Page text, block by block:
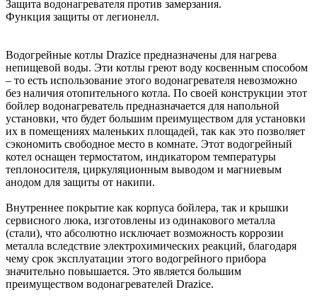
Защита водонагревателя против замерзания.
Функция защиты от легионелл.
Водогрейные котлы Drazice предназначены для нагрева
непищевой воды. Эти котлы греют воду косвенным способом
– то есть использование этого водонагревателя невозможно
без наличия отопительного котла. По своей конструкции этот
бойлер водонагреватель предназначается для напольной
установки, что будет большим преимуществом для установки
их в помещениях маленьких площадей, так как это позволяет
сэкономить свободное место в комнате. Этот водогрейный
котел оснащен термостатом, индикатором температуры
теплоносителя, циркуляционным выводом и магниевым
анодом для защиты от накипи.
Внутреннее покрытие как корпуса бойлера, так и крышки
сервисного люка, изготовлены из одинакового металла
(стали), что абсолютно исключает возможность коррозии
металла вследствие электрохимических реакций, благодаря
чему срок эксплуатации этого водогрейного прибора
значительно повышается. Это является большим
преимуществом водонагревателей Drazice.